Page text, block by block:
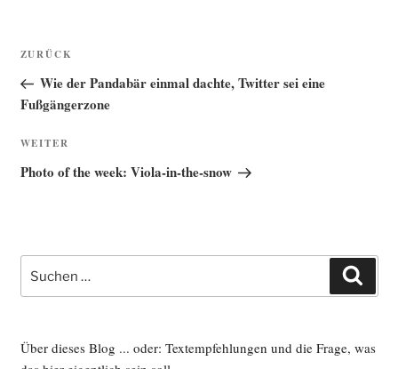
Beitragsnavigation
Vorheriger
Beitrag
ZURÜCK
Wie der Pandabär einmal dachte, Twitter sei eine
Fußgängerzone
Nächster
Beitrag
WEITER
Photo of the week: Viola-in-the-snow
nach:
Über dieses Blog ... oder: Textempfehlungen und die Frage, was